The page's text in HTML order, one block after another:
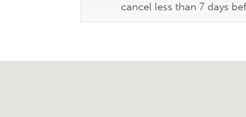
cancel less than 7 days